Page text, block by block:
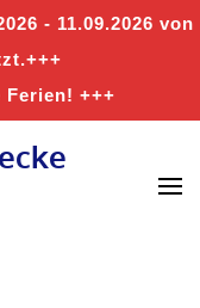
- 11.09.2026 von
Ferien! +++